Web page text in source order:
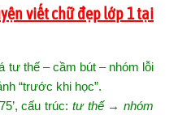
viết chữ đẹp lớp 1 tại
tư thế – cầm bút – nhóm lỗi
“trước khi học”.
cấu trúc: tư thế → nhóm